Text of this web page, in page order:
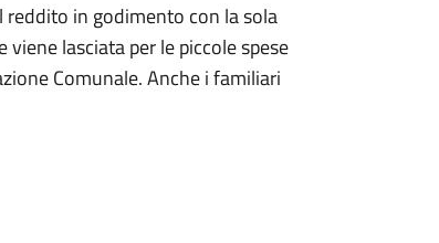
in godimento con la sola
lasciata per le piccole spese
Comunale. Anche i familiari